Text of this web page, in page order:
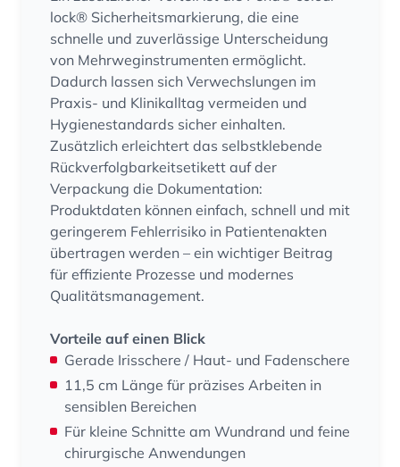
lock® Sicherheitsmarkierung, die eine
schnelle und zuverlässige Unterscheidung
von Mehrweginstrumenten ermöglicht.
Dadurch lassen sich Verwechslungen im
Praxis- und Klinikalltag vermeiden und
Hygienestandards sicher einhalten.
Zusätzlich erleichtert das selbstklebende
Rückverfolgbarkeitsetikett auf der
Verpackung die Dokumentation:
Produktdaten können einfach, schnell und mit
geringerem Fehlerrisiko in Patientenakten
übertragen werden – ein wichtiger Beitrag
für effiziente Prozesse und modernes
Qualitätsmanagement.
Vorteile auf einen Blick
Gerade Irisschere / Haut- und Fadenschere
11,5 cm Länge für präzises Arbeiten in
sensiblen Bereichen
Für kleine Schnitte am Wundrand und feine
chirurgische Anwendungen